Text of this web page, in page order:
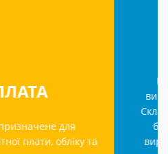
для обліку та звітності.
з клієнтами,
розрахунок зарплати,
зрозумілий інтерфейс.